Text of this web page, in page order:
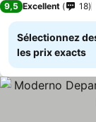
9,5 Excellent 18
Sélectionnez
les prix exacts